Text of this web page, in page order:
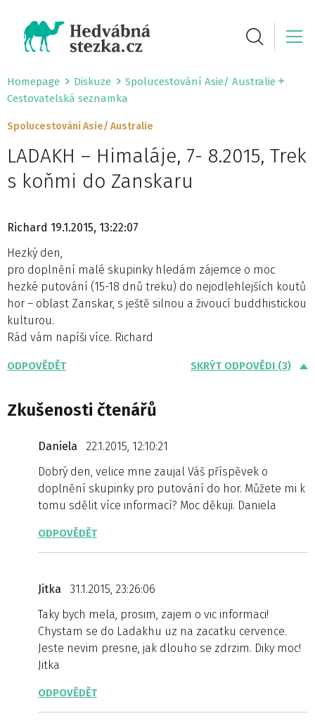
Homepage Diskuze
Spolucestování Asie/ Australie
Cestovatelská seznamka
Spolucestování Asie/ Australie
LADAKH – Himaláje, 7- 8.2015, Trek
s koňmi do Zanskaru
Richard 19.1.2015, 13:22:07
Hezký den,
pro doplnění malé skupinky hledám zájemce o moc
hezké putování (15-18 dnů treku) do nejodlehlejších koutů
hor – oblast Zanskar, s ještě silnou a živoucí buddhistickou
kulturou.
Rád vám napíši více. Richard
ODPOVĚDĚT SKRÝT ODPOVĚDI (3)
Zkušenosti čtenářů
Daniela
22.1.2015, 12:10:21
Dobrý den, velice mne zaujal Váš příspěvek o
doplnění skupinky pro putování do hor. Můžete mi k
tomu sdělit více informací? Moc děkuji. Daniela
ODPOVĚDĚT
Jitka
31.1.2015, 23:26:06
Taky bych mela, prosim, zajem o vic informaci!
Chystam se do Ladakhu uz na zacatku cervence.
Jeste nevim presne, jak dlouho se zdrzim. Diky moc!
Jitka
ODPOVĚDĚT